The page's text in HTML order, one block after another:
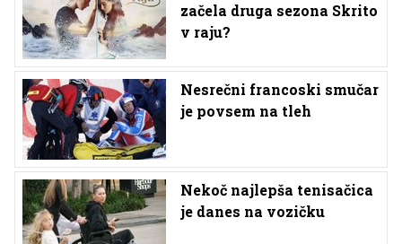
začela druga sezona Skrito
v raju?
Nesrečni francoski smučar
je povsem na tleh
Nekoč najlepša tenisačica
je danes na vozičku